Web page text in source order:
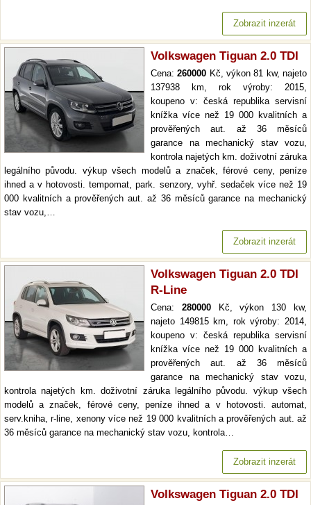
Zobrazit inzerát
Volkswagen Tiguan 2.0 TDI
Cena:260000 Kč, výkon 81 kw, najeto
137938 km, rok výroby: 2015,
koupeno v: česká republika servisní
knížka více než 19 000 kvalitních a
prověřených aut. až 36 měsíců
garance na mechanický stav vozu,
kontrola najetých km. doživotní záruka
legálního původu. výkup všech modelů a značek, férové ceny, peníze
ihned a v hotovosti. tempomat, park. senzory, vyhř. sedaček více než 19
000 kvalitních a prověřených aut. až 36 měsíců garance na mechanický
stav vozu,…
Zobrazit inzerát
Volkswagen Tiguan 2.0 TDI
R-Line
Cena: 280000Kč, výkon 130 kw,
najeto 149815 km, rok výroby: 2014,
koupeno v: česká republika servisní
knížka více než 19 000 kvalitních a
prověřených aut. až 36 měsíců
garance na mechanický stav vozu,
kontrola najetých km. doživotní záruka legálního původu. výkup všech
modelů a značek, férové ceny, peníze ihned a v hotovosti. automat,
serv.kniha, r-line, xenony více než 19 000 kvalitních a prověřených aut. až
36 měsíců garance na mechanický stav vozu, kontrola…
Zobrazit inzerát
Volkswagen Tiguan 2.0 TDI